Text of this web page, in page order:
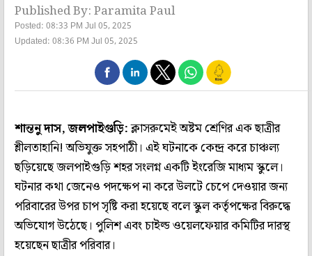
Published By: Paramita Paul
Posted: 08:33 PM Jul 05, 2025
Updated: 08:36 PM Jul 05, 2025
শান্তনু দাস, জলপাইগুড়ি:ক্লাসরুমেই অষ্টম শ্রেণির এক ছাত্রীর
শ্লীলতাহানি! অভিযুক্ত সহপাঠী। এই ঘটনাকে কেন্দ্র করে চাঞ্চল্য
ছড়িয়েছে জলপাইগুড়ি শহর সংলগ্ন একটি ইংরেজি মাধ্যম স্কুলে।
ঘটনার কথা জেনেও পদক্ষেপ না করে উলটে চেপে দেওয়ার জন্য
পরিবারের উপর চাপ সৃষ্টি করা হয়েছে বলে স্কুল কর্তৃপক্ষের বিরুদ্ধে
অভিযোগ উঠেছে। পুলিশ এবং চাইল্ড ওয়েলফেয়ার কমিটির দারস্থ
হয়েছেন ছাত্রীর পরিবার।